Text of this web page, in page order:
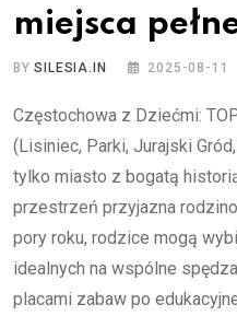
miejsca
BYSILESIA.IN 2025-08-11
Częstochowa z Dziećmi:
(Lisiniec, Parki, Jurajski
tylko miasto z bogatą
przestrzeń przyjazna
pory roku, rodzice mogą
idealnych na wspólne
placami zabaw po